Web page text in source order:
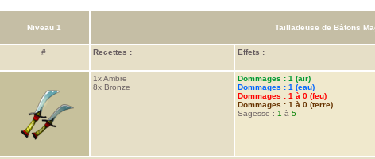
Niveau 1 Tailladeuse de Bâtons
# Recettes : Effets :
1xAmbre
8x Bronze
Dommages : 1 (air)
Dommages : 1 (eau)
Dommages : 1 à 0 (feu)
Dommages : 1 à 0 (terre)
Sagesse : 1 à 5